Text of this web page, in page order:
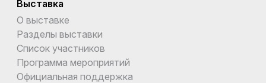
Выставка
О выставке
Разделы выставки
Список участников
Программа мероприятий
Официальная поддержка